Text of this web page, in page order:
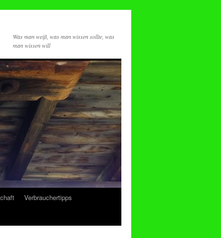
Was man weiß, was man wissen sollte, was
man wissen will
Verbrauchertipps